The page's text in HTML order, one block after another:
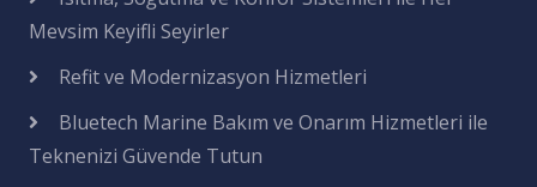
Mevsim Keyifli Seyirler
Refit ve Modernizasyon Hizmetleri
Bluetech Marine Bakım ve Onarım Hizmetleri ile
Teknenizi Güvende Tutun